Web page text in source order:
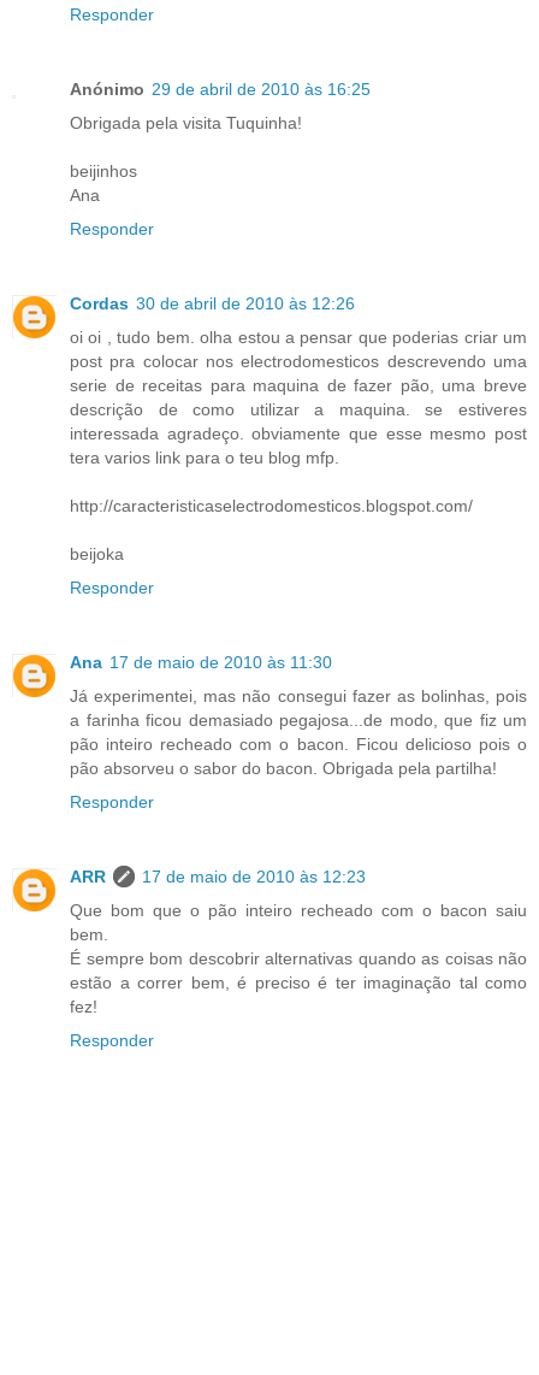
Responder
Anónimo 29 de abril de 2010 às 16:25
Obrigada pela visita Tuquinha!
beijinhos
Ana
Responder
Cordas 30 de abril de 2010 às 12:26
oi oi , tudo bem. olha estou a pensar que poderias criar um
post pra colocar nos electrodomesticos descrevendo uma
serie de receitas para maquina de fazer pão, uma breve
descrição de como utilizar a maquina. se estiveres
interessada agradeço. obviamente que esse mesmo post
tera varios link para o teu blog mfp.
http://caracteristicaselectrodomesticos.blogspot.com/
beijoka
Responder
Ana 17 de maio de 2010 às 11:30
Já experimentei, mas não consegui fazer as bolinhas, pois
a farinha ficou demasiado pegajosa...de modo, que fiz um
pão inteiro recheado com o bacon. Ficou delicioso pois o
pão absorveu o sabor do bacon. Obrigada pela partilha!
Responder
ARR
17 de maio de 2010 às 12:23
Que bom que o pão inteiro recheado com o bacon saiu
bem.
É sempre bom descobrir alternativas quando as coisas não
estão a correr bem, é preciso é ter imaginação tal como
fez!
Responder